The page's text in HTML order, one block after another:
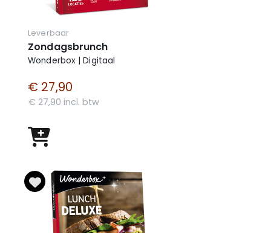
Leverbaar
Zondagsbrunch
Wonderbox | Digitaal
€ 27,90
€ 27,90 incl. btw